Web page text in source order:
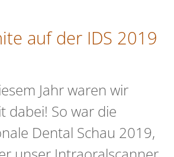
auf der IDS 2019
Jahr waren wir
dabei! So war die
Dental Schau 2019,